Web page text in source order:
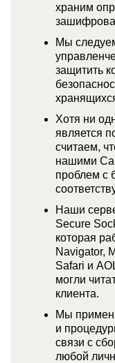
храним
Мы
защитить
Хотя ни
является
считаем,
нашими
проблем с
Наши
Secure
которая
Navigator,
Safari и
могли
клиента.
Мы
и
связи с
любой